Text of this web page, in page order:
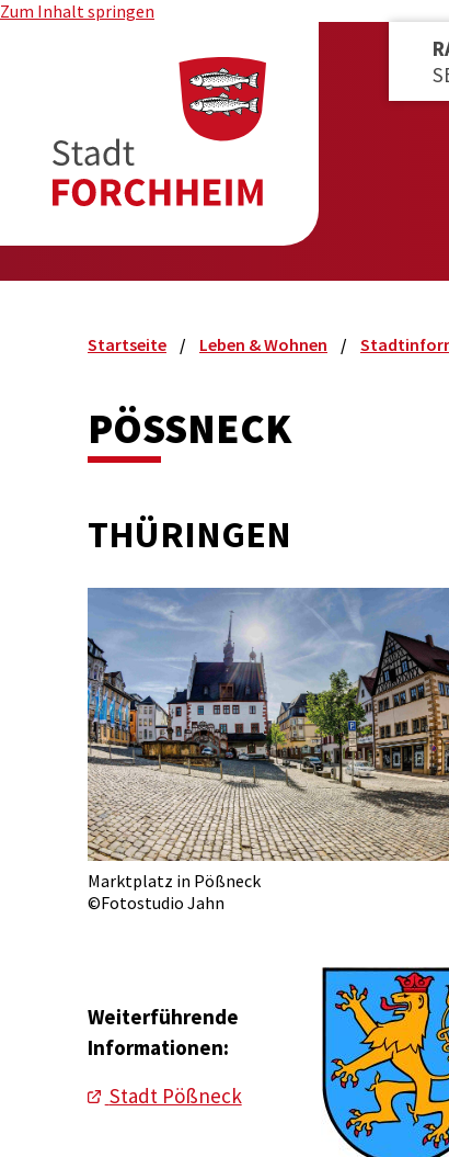
Zum Inhalt springen
Startseite Leben & Wohnen
PÖSSNECK
THÜRINGEN
Marktplatz in Pößneck
©Fotostudio Jahn
Weiterführende
Informationen:
Stadt Pößneck